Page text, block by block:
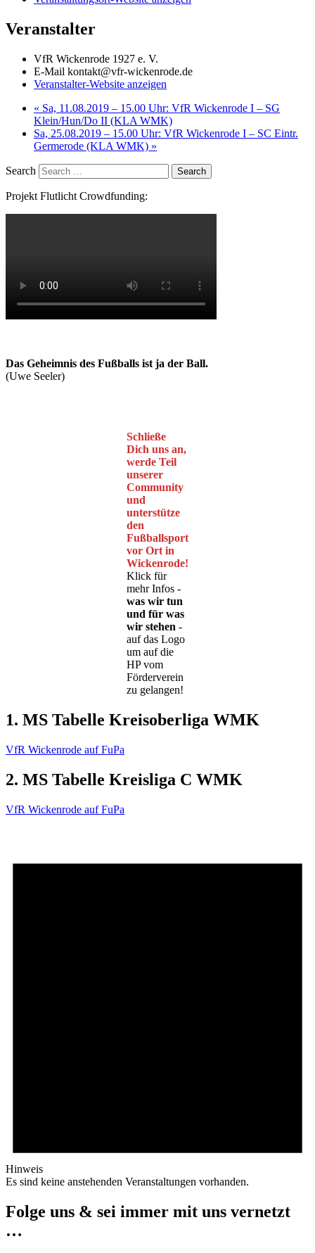
Veranstalter
VfR Wickenrode 1927 e. V.
E-Mail kontakt@vfr-wickenrode.de
Veranstalter-Website anzeigen
« Sa, 11.08.2019 – 15.00 Uhr: VfR Wickenrode I – SG
Klein/Hun/Do II (KLA WMK)
Sa, 25.08.2019 – 15.00 Uhr: VfR Wickenrode I – SC Eintr.
Germerode (KLA WMK) »
Search
Projekt Flutlicht Crowdfunding:
Das Geheimnis des Fußballs ist ja der Ball.
(Uwe Seeler)
Schließe
Dich uns an,
werde Teil
unserer
Community
und
unterstütze
den
Fußballsport
vor Ort in
Wickenrode!
Klick für
mehr Infos -
was wir tun
und für was
wir stehen -
auf das Logo
um auf die
HP vom
Förderverein
zu gelangen!
1. MS Tabelle Kreisoberliga WMK
VfR Wickenrode auf FuPa
2. MS Tabelle Kreisliga C WMK
VfR Wickenrode auf FuPa
Hinweis
Es sind keine anstehenden Veranstaltungen vorhanden.
Folge uns & sei immer mit uns vernetzt
…